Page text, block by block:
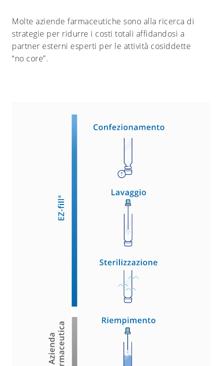
Molte aziende farmaceutiche sono alla ricerca di
strategie per ridurre i costi totali affidandosi a
partner esterni esperti per le attività cosiddette
“no core”.